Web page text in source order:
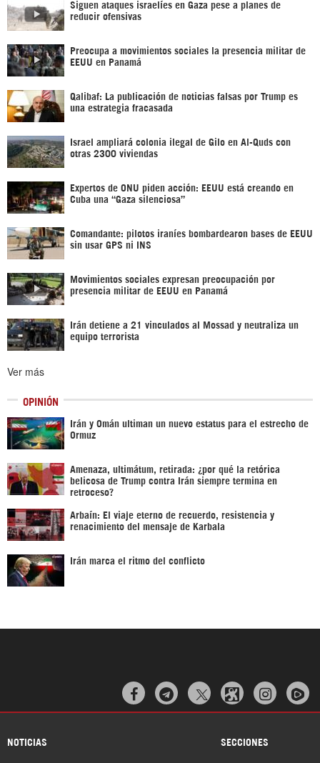
Siguen ataques israelíes en Gaza pese a planes de
reducir ofensivas
Preocupa a movimientos sociales la presencia militar de
EEUU en Panamá
Qalibaf: La publicación de noticias falsas por Trump es
una estrategia fracasada
Israel ampliará colonia ilegal de Gilo en Al-Quds con
otras 2300 viviendas
Expertos de ONU piden acción: EEUU está creando en
Cuba una “Gaza silenciosa”
Comandante: pilotos iraníes bombardearon bases de EEUU
sin usar GPS ni INS
Movimientos sociales expresan preocupación por
presencia militar de EEUU en Panamá
Irán detiene a 21 vinculados al Mossad y neutraliza un
equipo terrorista
Ver más
OPINIÓN
Irán y Omán ultiman un nuevo estatus para el estrecho de
Ormuz
Amenaza, ultimátum, retirada: ¿por qué la retórica
belicosa de Trump contra Irán siempre termina en
retroceso?
Arbaín: El viaje eterno de recuerdo, resistencia y
renacimiento del mensaje de Karbala
Irán marca el ritmo del conflicto
  
NOTICIAS SECCIONES